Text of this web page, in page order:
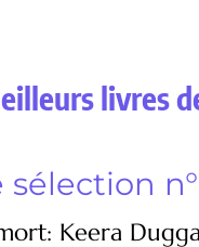
livres
Keera